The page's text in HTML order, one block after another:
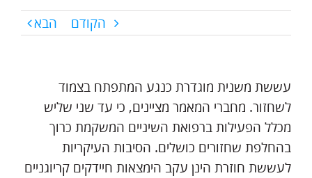
הקודם הבא
עששת משנית מוגדרת כנגע המתפתח בצמוד
לשחזור. מחברי המאמר מציינים, כי עד שני שליש
מכלל הפעילות ברפואת השיניים המשקמת כרוך
בהחלפת שחזורים כושלים. הסיבות העיקריות
לעששת חוזרת הינן עקב הימצאות חיידקים קריוגניים